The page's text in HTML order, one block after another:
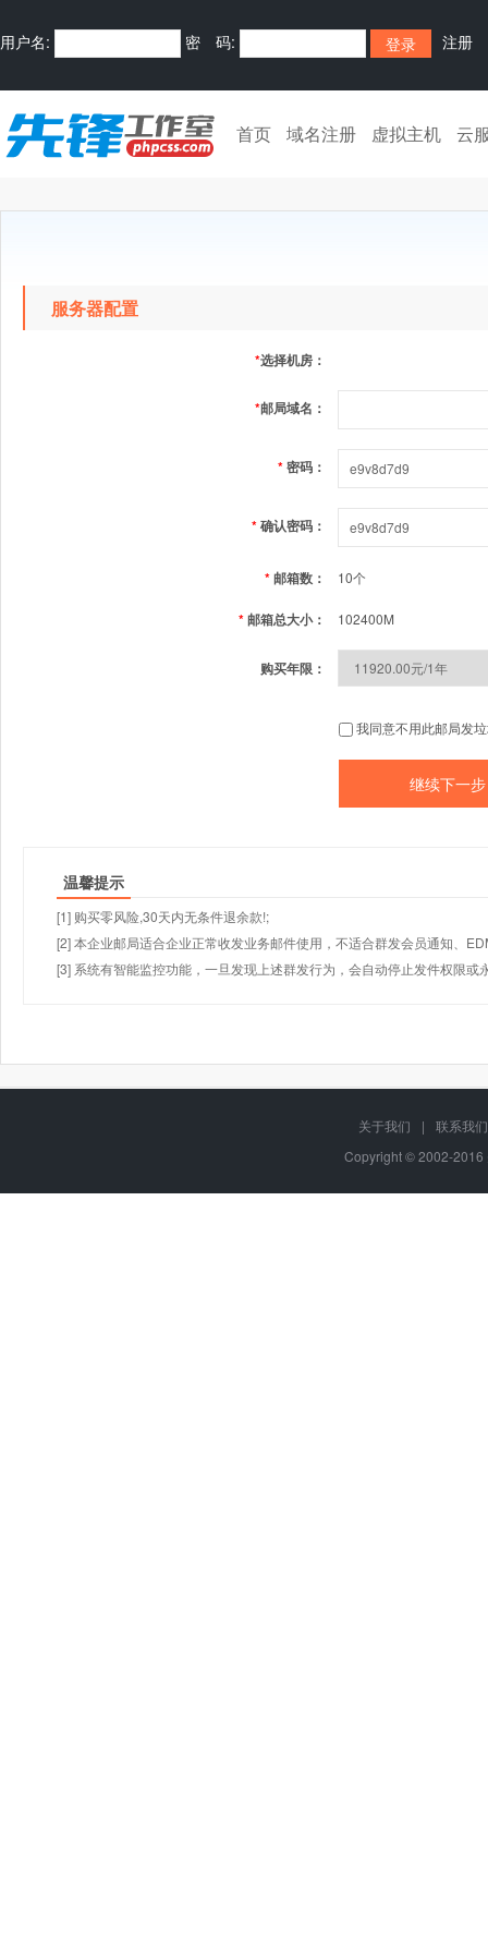
用户名: 密 码: 注册
首页 域名注册 虚拟主机 云
服务器配置
*选择机房：
*邮局域名：
*密码：
*确认密码：
*邮箱数： 10个
*邮箱总大小： 102400M
购买年限：
我同意不用此邮局发
温馨提示
[1] 购买零风险,30天内无条件退余款!;
[2] 本企业邮局适合企业正常收发业务邮件使用，不适合群发会员通知、
[3] 系统有智能监控功能，一旦发现上述群发行为，会自动停止发件权限或
关于我们 |
联系我们
Copyright © 2002-